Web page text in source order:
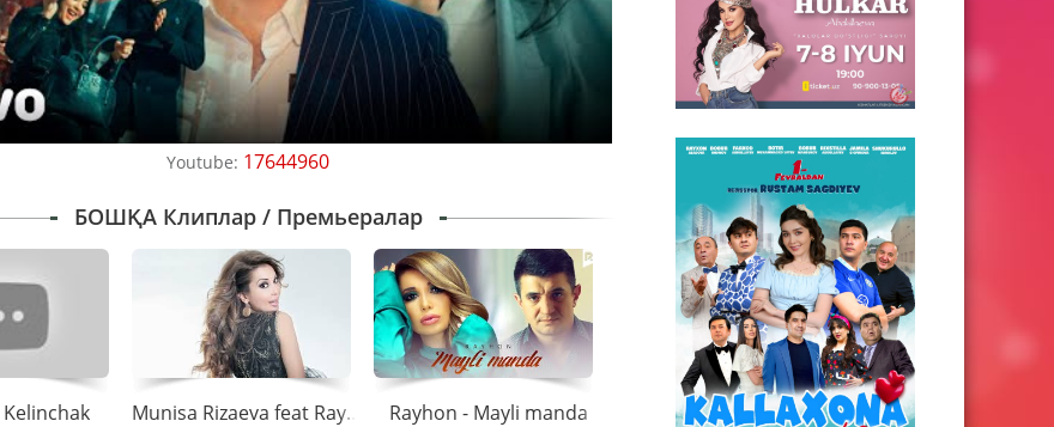
Youtube: 17644960
БОШҚА Клиплар / Премьералар
Munisa Rizaeva feat Rayhon - Bor yoki yo\'q Rayhon - Mayli manda